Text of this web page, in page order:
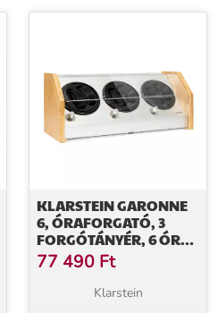
KLARSTEIN GARONNE
6, ÓRAFORGATÓ, 3
FORGÓTÁNYÉR, 6 ÓRA
RÉSZÉRE, 3 SEBESSÉG, 4
ÜZEMMÓD, BAMBUSZ
77 490 Ft
Klarstein